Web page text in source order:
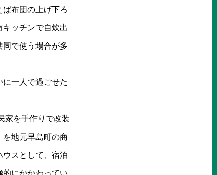
布団の上げ下ろ
ッチンで自炊出
で使う場合が多
一人で過ごせた
を手作りで改装
を地元早島町の商
スとして、宿泊
にかかわってい